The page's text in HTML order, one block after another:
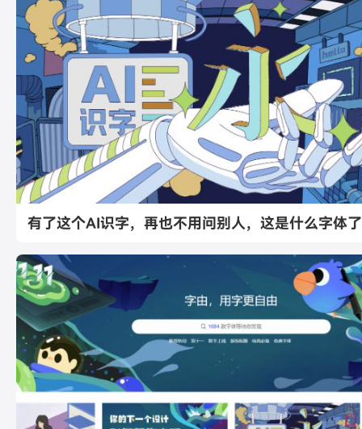
有了这个AI识字，再也不用问别人，这是什么字体